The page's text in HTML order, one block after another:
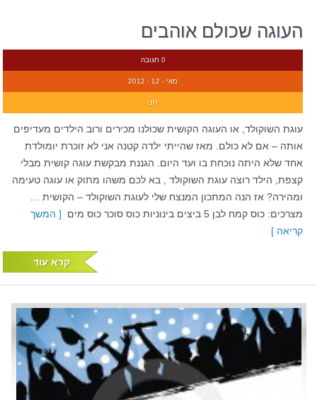
העוגה שכולם אוהבים
0 תגובה
מאי - 12 - 2012
חני
עוגת השוקולד, או העוגה הקושית שכולנו מכירים ורוב הילדים מעדיפים
אותה – אם לא כולם. מאז שהייתי ילדה קטנה אני לא זוכרת יומולדת
אחד שלא היתה נוכחת בו ועד היום. הגננת מבקשת עוגה קושית מבלי
קצפת, הילד רוצה עוגת השוקולד , בא לכם משהו מתוק או עוגה טעימה
ומהירה? אז הנה המתכון המנצח שלי לעוגת השוקולד – הקושית …
מצרכים: כוס קמח לבן 5 ביצים בינוניות כוס סוכר כוס מים
[ המשך
קריאה ]
קרא עוד